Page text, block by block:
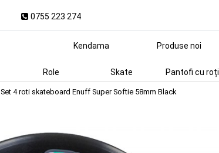
0755 223 274
Kendama Produse noi
Role Skate Pantofi cu roți
Set 4 roti skateboard Enuff Super Softie 58mm Black